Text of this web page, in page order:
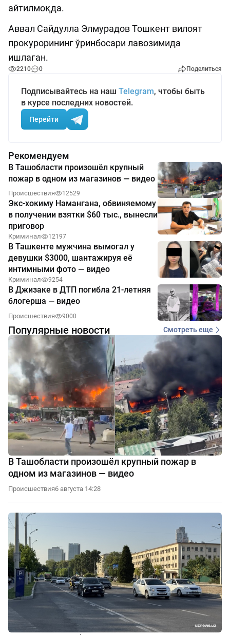
айтилмоқда.
Аввал Сайдулла Элмурадов Тошкент вилоят
прокурорининг ўринбосари лавозимида
ишлаган.
2210 0 Поделиться
Подписывайтесь на наш Telegram, чтобы быть
в курсе последних новостей.
Перейти
Рекомендуем
В Ташобласти произошёл крупный
пожар в одном из магазинов — видео
Происшествия 12529
Экс-хокиму Намангана, обвиняемому
в получении взятки $60 тыс., вынесли
приговор
Криминал 12197
В Ташкенте мужчина вымогал у
девушки $3000, шантажируя её
интимными фото — видео
Криминал 9254
В Джизаке в ДТП погибла 21-летняя
блогерша — видео
Происшествия 9000
Популярные новости Смотреть еще
В Ташобласти произошёл крупный пожар в
одном из магазинов — видео
Происшествия6 августа 14:28